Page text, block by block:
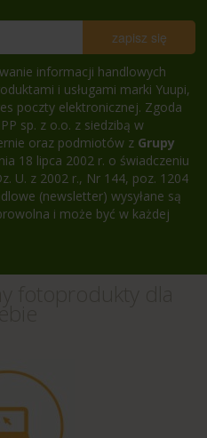
zapisz się
informacji handlowych
i usługami marki Yuupi,
poczty elektronicznej. Zgoda
sp. z o.o. z siedzibą w
oraz podmiotów z Grupy
18 lipca 2002 r. o świadczeniu
U. z 2002 r., Nr 144, poz. 1204
(newsletter) wysyłane są
i może być w każdej